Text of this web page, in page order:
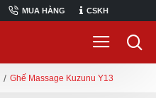
MUA HÀNG CSKH
Ghế Massage Kuzunu Y13